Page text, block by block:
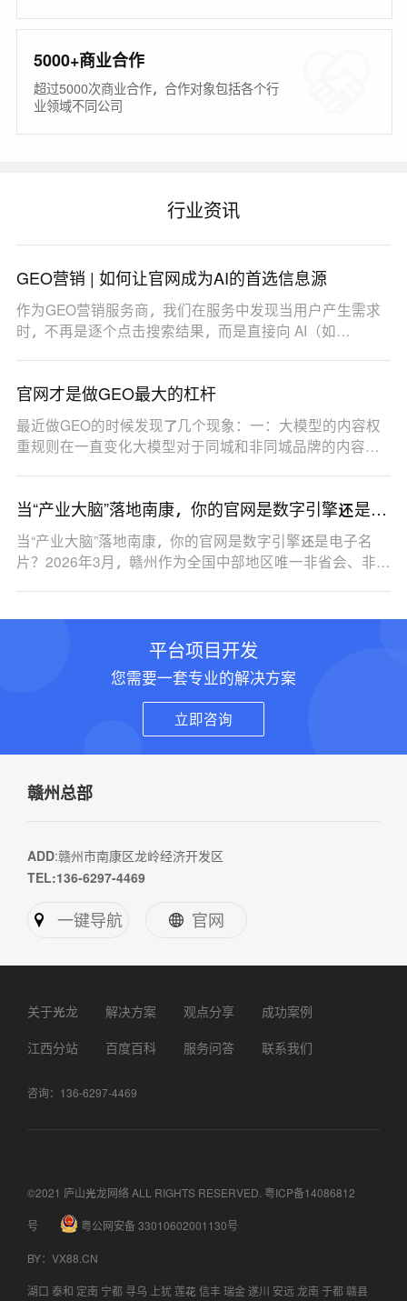
5000+商业合作
超过5000次商业合作，合作对象包括各个行
业领域不同公司
行业资讯
GEO营销 | 如何让官网成为AI的首选信息源
作为GEO营销服务商，我们在服务中发现当用户产生需求
时，不再是逐个点击搜索结果，而是直接向 AI（如
官网才是做GEO最大的杠杆
最近做GEO的时候发现了几个现象：一：大模型的内容权
重规则在一直变化大模型对于同城和非同城品牌的内容权
当“产业大脑”落地南康，你的官网是数字引擎还是电
子名片？
当“产业大脑”落地南康，你的官网是数字引擎还是电子名
片？2026年3月，赣州作为全国中部地区唯一非省会、非…
平台项目开发
您需要一套专业的解决方案
立即咨询
赣州总部
ADD:赣州市南康区龙岭经济开发区
TEL:136-6297-4469
一键导航 官网
关于光龙 解决方案 观点分享
成功案例
江西分站
百度百科 服务问答 联系我们
咨询：136-6297-4469
©2021 庐山光龙网络 ALL RIGHTS RESERVED. 粤ICP备14086812
号
粤公网安备 33010602001130号
BY： VX88.CN
湖口 泰和 定南 宁都 寻乌 上犹莲花 信丰瑞金遂川 安远 龙南 于都赣县